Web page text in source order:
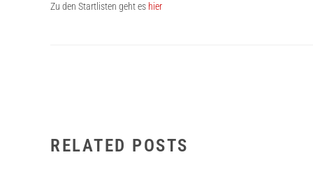
Zu den Startlisten geht es hier
RELATED POSTS